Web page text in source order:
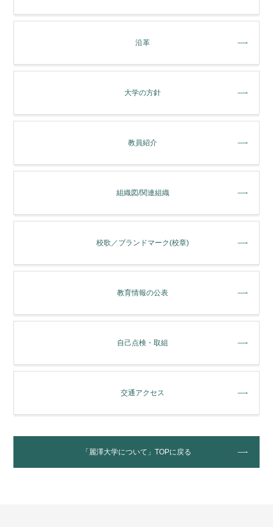
沿革
大学の方針
教員紹介
組織図/関連組織
校歌／ブランドマーク(校章)
教育情報の公表
自己点検・取組
交通アクセス
「麗澤大学について」TOPに戻る